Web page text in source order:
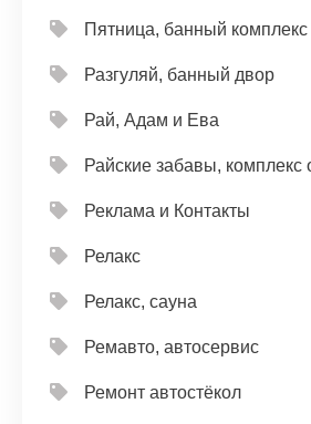
Пятница, банный комплекс
Разгуляй, банный двор
Рай, Адам и Ева
Райские забавы, комплекс
Реклама и Контакты
Релакс
Релакс, сауна
Ремавто, автосервис
Ремонт автостёкол